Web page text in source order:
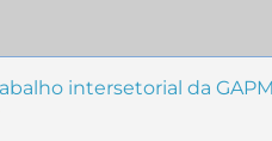
intersetorial da